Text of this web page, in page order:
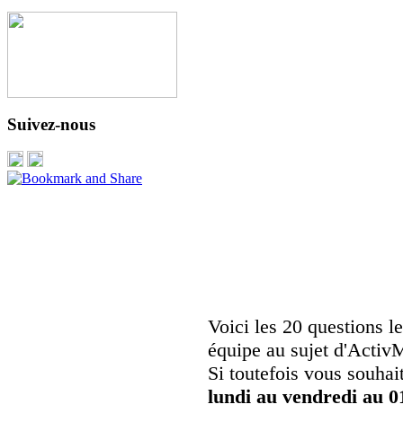
Suivez-nous
Voici les 20 questions
équipe au sujet
Si toutefois vous
lundi au vendredi au